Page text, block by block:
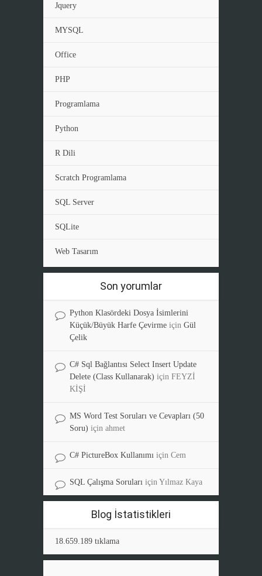
Jquery
MYSQL
Office
PHP
Programlama
Python
R Dili
Scratch Programlama
SQL Server
SQLite
Web Tasarım
Son yorumlar
Python Klasördeki Dosya İsimlerini
Küçük/Büyük Harfe Çevirme için Gül
Çelik
C# Sql Bağlantısı Select Insert Update
Delete (Class Kullanarak) için FEYZİ
KİŞİ
MS Word Test Soruları ve Cevapları (50
Soru) için ahmet
C# PictureBox Kullanımı için Cem
SQL Çalışma Soruları için Yılmaz Kaya
Blog İstatistikleri
18.659.189 tıklama